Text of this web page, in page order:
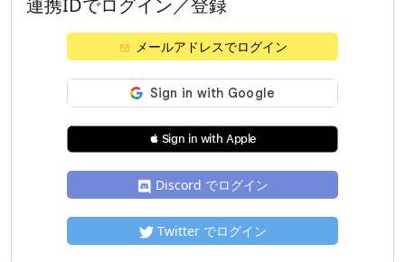
連携IDでログイン／登録
メールアドレスでログイン
 Sign in with Apple
Discord でログイン
Twitter でログイン